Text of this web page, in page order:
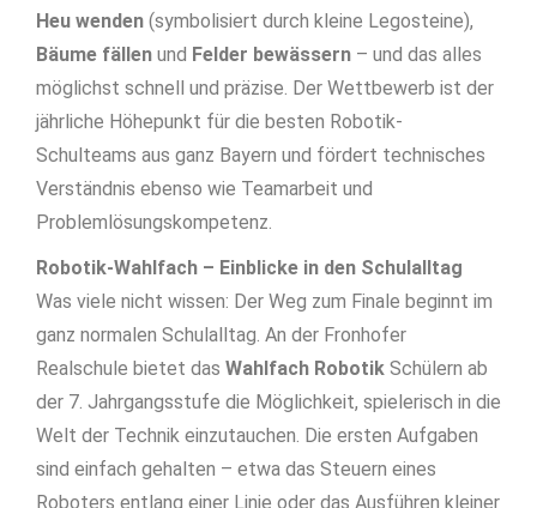
Heu wenden (symbolisiert durch kleine Legosteine),
Bäume fällen und Felder bewässern – und das alles
möglichst schnell und präzise. Der Wettbewerb ist der
jährliche Höhepunkt für die besten Robotik-
Schulteams aus ganz Bayern und fördert technisches
Verständnis ebenso wie Teamarbeit und
Problemlösungskompetenz.
Robotik-Wahlfach – Einblicke in den Schulalltag
Was viele nicht wissen: Der Weg zum Finale beginnt im
ganz normalen Schulalltag. An der Fronhofer
Realschule bietet das Wahlfach Robotik Schülern ab
der 7. Jahrgangsstufe die Möglichkeit, spielerisch in die
Welt der Technik einzutauchen. Die ersten Aufgaben
sind einfach gehalten – etwa das Steuern eines
Roboters entlang einer Linie oder das Ausführen kleiner